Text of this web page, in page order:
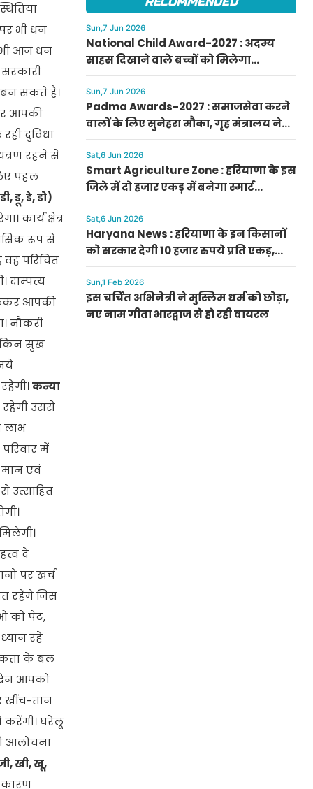
भी धन
भी आज धन
बन सकते है।
आपकी
दुविधा
रहने से
पहल
डू, डे, डो)
कार्य क्षेत्र
रूप से
परिचित
दाम्पत्य
आपकी
नौकरी
सुख
कन्या
उससे
लाभ
में
मान एवं
उत्साहित
दे
पर खर्च
रहेंगे जिस
को पेट,
रहे
के बल
आपको
खींच-तान
करेंगी। घरेलू
आलोचना
खी, खू,
कारण
Sun,7 Jun 2026
National Child Award-2027 : अदम्य
साहस दिखाने वाले बच्चों को मिलेगा
प्रधानमंत्री राष्ट्रीय बाल पुरस्कार-2027, ऐसे
करें आवेदन
Sun,7 Jun 2026
Padma Awards-2027 : समाजसेवा करने
वालों के लिए सुनेहरा मौका, गृह मंत्रालय ने
निकाले पद्म पुरस्कार-2027 के लिए आवेदन
Sat,6 Jun 2026
Smart Agriculture Zone : हरियाणा के इस
जिले में दो हजार एकड़ में बनेगा स्मार्ट
एग्रीकल्चर जोन
Sat,6 Jun 2026
Haryana News : हरियाणा के इन किसानों
को सरकार देगी 10 हजार रुपये प्रति एकड़,
सीएम सैनी की घोषणा
Sun,1 Feb 2026
इस चर्चित अभिनेत्री ने मुस्लिम धर्म को छोड़ा,
नए नाम गीता भारद्वाज से हो रही वायरल